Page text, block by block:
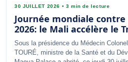
30 JUILLET 2026 • 3 min de lecture
Journée mondiale
2026: le Mali accélère le
Sous la présidence du Médecin
TOURÉ, ministre de la Santé et du